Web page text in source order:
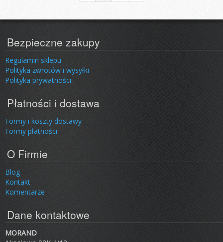
Bezpieczne zakupy
Regulamin sklepu
Polityka zwrotów i wysyłki
Polityka prywatności
Płatności i dostawa
Formy i koszty dostawy
Formy płatności
O Firmie
Blog
Kontakt
Komentarze
Dane kontaktowe
MORAND